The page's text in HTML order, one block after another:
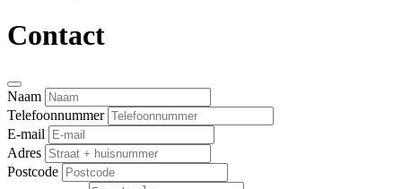
Contact
Naam
Telefoonnummer
E-mail
Adres
Postcode